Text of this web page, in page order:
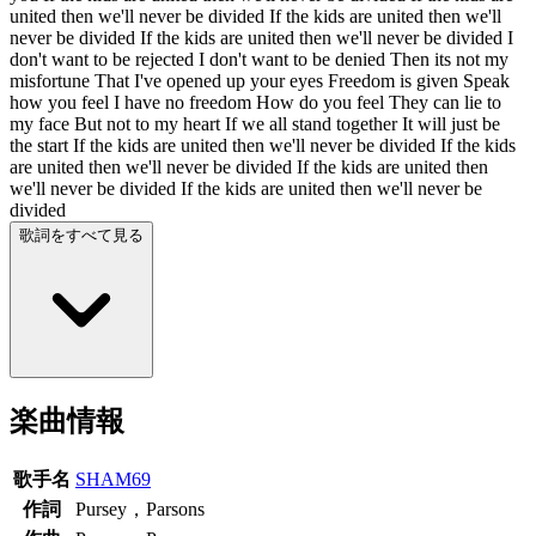
united then we'll never be divided If the kids are united then we'll
never be divided If the kids are united then we'll never be divided I
don't want to be rejected I don't want to be denied Then its not my
misfortune That I've opened up your eyes Freedom is given Speak
how you feel I have no freedom How do you feel They can lie to
my face But not to my heart If we all stand together It will just be
the start If the kids are united then we'll never be divided If the kids
are united then we'll never be divided If the kids are united then
we'll never be divided If the kids are united then we'll never be
divided
歌詞をすべて見る
楽曲情報
歌手名 SHAM69
作詞
Pursey，Parsons